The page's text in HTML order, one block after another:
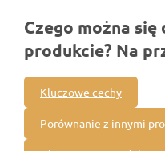
Czego można
produkcie? Na
Kluczowe cechy
Porównanie z innymi